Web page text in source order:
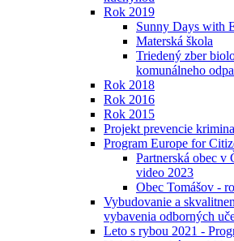
Rok 2019
Sunny Days with
Materská škola
Triedený zber
komunálneho
Rok 2018
Rok 2016
Rok 2015
Projekt prevencie
Program Europe for
Partnerská obec v
video 2023
Obec Tomášov -
Vybudovanie a
vybavenia odborných
Leto s rybou 2021 -